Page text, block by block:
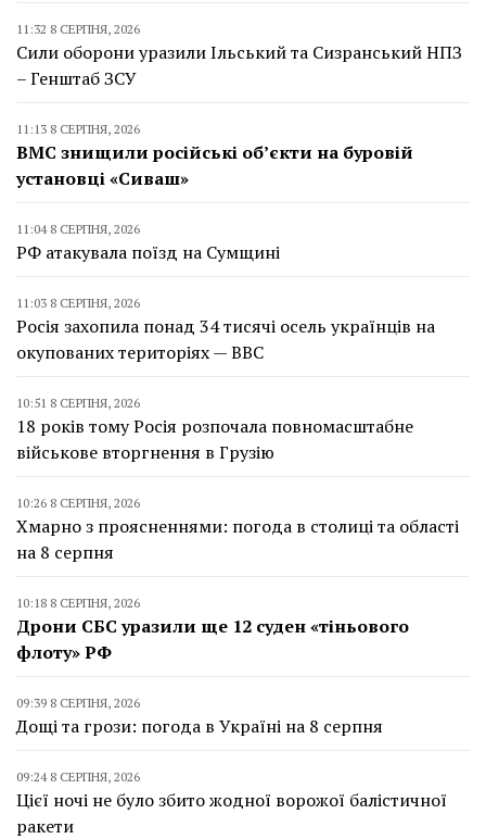
11:32 8 СЕРПНЯ, 2026
Сили оборони уразили Ільський та Сизранський НПЗ
– Генштаб ЗСУ
11:13 8 СЕРПНЯ, 2026
ВМС знищили російські об’єкти на буровій
установці «Сиваш»
11:04 8 СЕРПНЯ, 2026
РФ атакувала поїзд на Сумщині
11:03 8 СЕРПНЯ, 2026
Росія захопила понад 34 тисячі осель українців на
окупованих територіях — BBC
10:51 8 СЕРПНЯ, 2026
18 років тому Росія розпочала повномасштабне
військове вторгнення в Грузію
10:26 8 СЕРПНЯ, 2026
Хмарно з проясненнями: погода в столиці та області
на 8 серпня
10:18 8 СЕРПНЯ, 2026
Дрони СБС уразили ще 12 суден «тіньового
флоту» РФ
09:39 8 СЕРПНЯ, 2026
Дощі та грози: погода в Україні на 8 серпня
09:24 8 СЕРПНЯ, 2026
Цієї ночі не було збито жодної ворожої балістичної
ракети